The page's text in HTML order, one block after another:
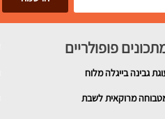
פופולריים
גבינה בייגלה מלוח
מרוקאית לשבת